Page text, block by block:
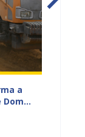
a
Dom